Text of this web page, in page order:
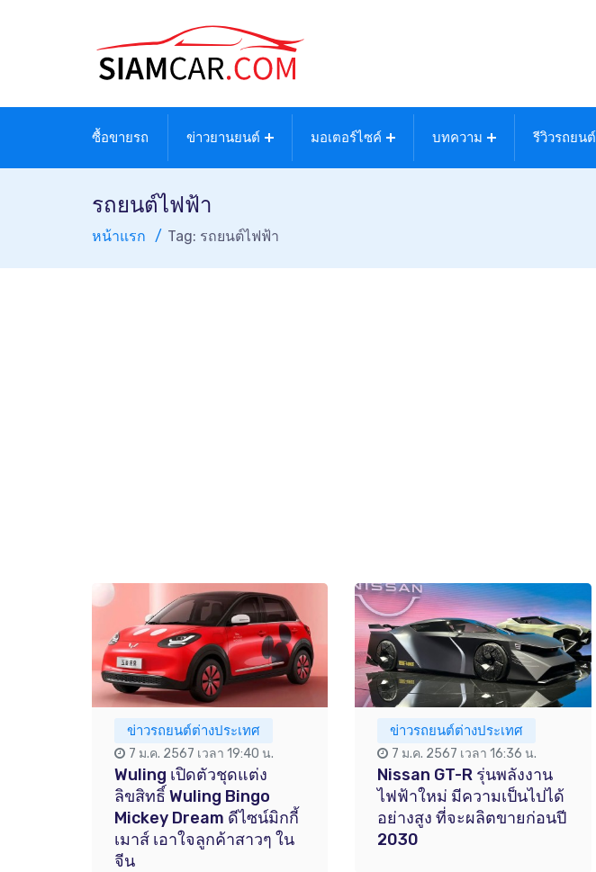
ซื้อขายรถ ข่าวยานยนต์ มอเตอร์ไซค์ บทความ รีวิวรถยนต์
รถยนต์ไฟฟ้า
หน้าแรก Tag: รถยนต์ไฟฟ้า
ข่าวรถยนต์ต่างประเทศ
7 ม.ค. 2567 เวลา 19:40 น.
Wuling เปิดตัวชุดแต่ง
ลิขสิทธิ์ Wuling Bingo
Mickey Dream ดีไซน์มิกกี้
เมาส์ เอาใจลูกค้าสาวๆ ใน
จีน
ข่าวรถยนต์ต่างประเทศ
7 ม.ค. 2567 เวลา 16:36 น.
Nissan GT-R รุ่นพลังงาน
ไฟฟ้าใหม่ มีความเป็นไปได้
อย่างสูง ที่จะผลิตขายก่อนปี
2030